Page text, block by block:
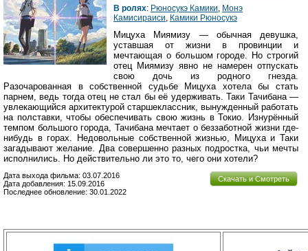
В ролях: Рюносукэ Камики Монэ
Камисираиси Камики Рюносукэ
Мицуха Миямизу — обычная девушка,
уставшая от жизни в провинции и
мечтающая о большом городе. Но строгий
отец Миямизу явно не намерен отпускать
свою дочь из родного гнезда.
Разочарованная в собственной судьбе Мицуха хотела бы стать
парнем, ведь тогда отец не стал бы её удерживать. Таки Тачибана —
увлекающийся архитектурой старшеклассник, вынужденный работать
на полставки, чтобы обеспечивать свою жизнь в Токио. Изнурённый
темпом большого города, Тачибана мечтает о беззаботной жизни где-
нибудь в горах. Недовольные собственной жизнью, Мицуха и Таки
загадывают желание. Два совершенно разных подростка, чьи мечты
исполнились. Но действительно ли это то, чего они хотели?
Скачать и Смотреть
Дата выхода фильма: 03.07.2016
Дата добавления: 15.09.2016
Последнее обновление: 30.01.2022